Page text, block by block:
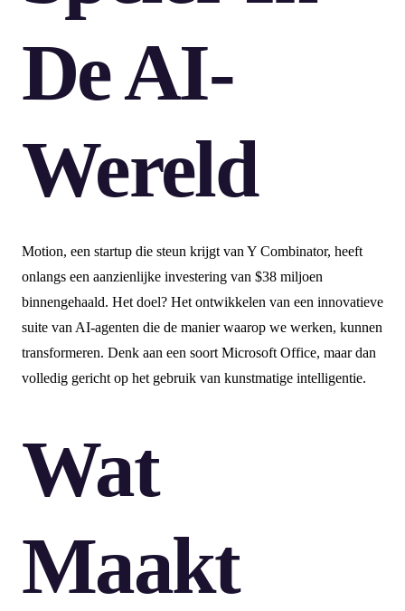
De AI-
Wereld
Motion, een startup die steun krijgt van Y Combinator, heeft
onlangs een aanzienlijke investering van $38 miljoen
binnengehaald. Het doel? Het ontwikkelen van een innovatieve
suite van AI-agenten die de manier waarop we werken, kunnen
transformeren. Denk aan een soort Microsoft Office, maar dan
volledig gericht op het gebruik van kunstmatige intelligentie.
Wat
Maakt